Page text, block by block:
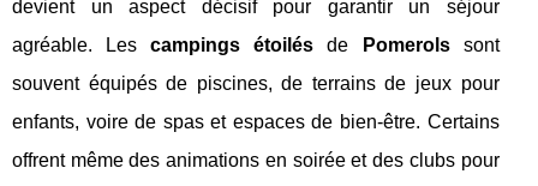
devient un aspect décisif pour garantir un séjour
agréable. Lescampings étoilés de Pomerolssont
souvent équipés de piscines, de terrains de jeux pour
enfants, voire de spas et espaces de bien-être. Certains
offrent même des animations en soirée et des clubs pour